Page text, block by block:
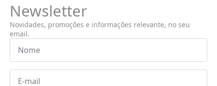
Newsletter
Novidades, promoções e informações relevante, no seu
email.
Nome
Email